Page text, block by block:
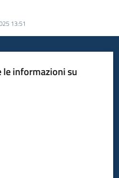
13:51
le informazioni su